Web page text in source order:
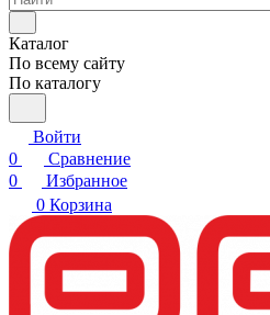
Каталог
По всему сайту
По каталогу
Войти
0
Сравнение
0
Избранное
0 Корзина